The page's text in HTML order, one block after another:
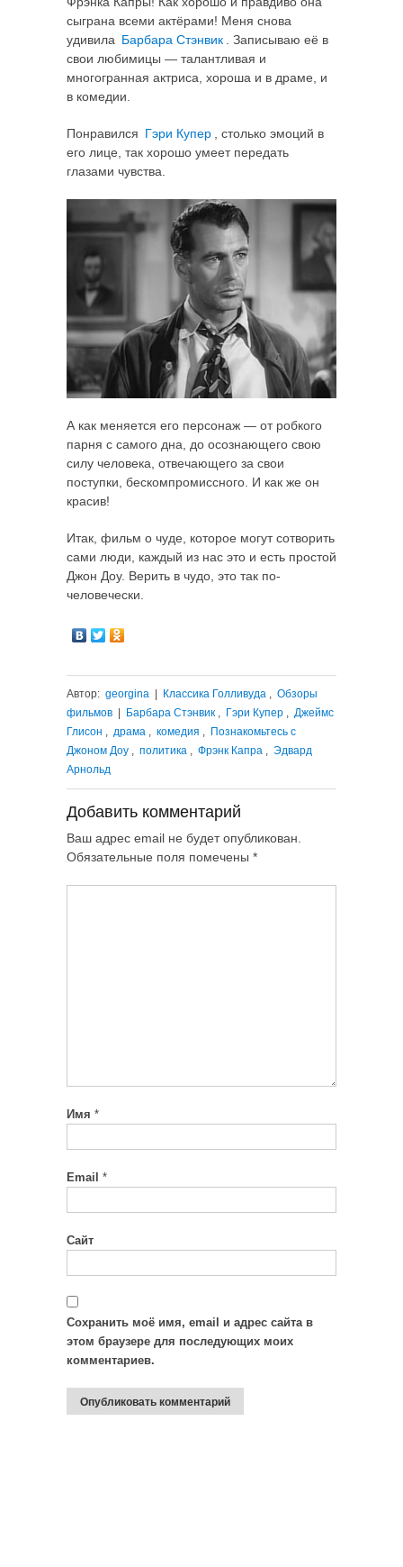
сыграна всеми актёрами! Меня снова
удивила Барбара Стэнвик
. Записываю её в
свои любимицы — талантливая и
многогранная актриса, хороша и в драме, и
в комедии.
Понравился Гэри Купер
, столько эмоций в
его лице, так хорошо умеет передать
глазами чувства.
А как меняется его персонаж — от робкого
парня с самого дна, до осознающего свою
силу человека, отвечающего за свои
поступки, бескомпромиссного. И как же он
красив!
Итак, фильм о чуде, которое могут сотворить
сами люди, каждый из нас это и есть простой
Джон Доу. Верить в чудо, это так по-
человечески.
Автор: georgina | Классика Голливуда
Обзоры
фильмов | Барбара Стэнвик Гэри Купер
Джеймс
Глисон
драма комедия
Познакомьтесь с
Джоном Доу
политика Фрэнк Капра
Эдвард
Арнольд
Добавить комментарий
Ваш адрес email не будет опубликован.
Обязательные поля помечены *
Имя *
Email *
Сайт
Сохранить моё имя, email и адрес сайта в
этом браузере для последующих моих
комментариев.